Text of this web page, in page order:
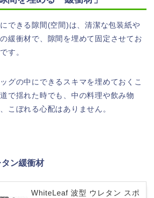
できる隙間(空間)は、清潔な包装紙や
緩衝材で、隙間を埋めて固定させてお
す。
グの中にできるスキマを埋めておくこ
で揺れた時でも、中の料理や飲み物
こぼれる心配はありません。
ン緩衝材
WhiteLeaf 波型 ウレタン スポ